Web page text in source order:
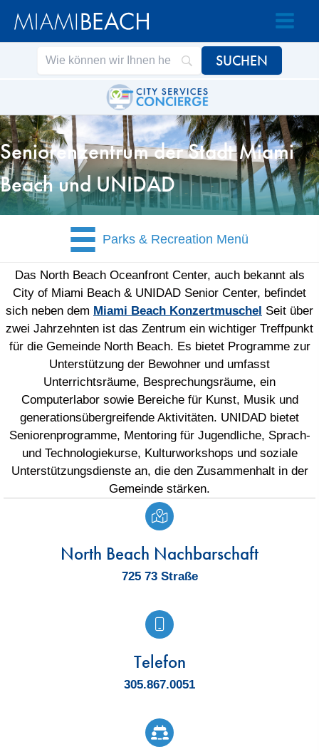
Zum
Inhalt
Zum
Inhalt
Seniorenzentrum der Stadt Miami
Beach und UNIDAD
Parks & Recreation Menü
Das North Beach Oceanfront Center, auch bekannt als
City of Miami Beach & UNIDAD Senior Center, befindet
sich neben dem Miami Beach Konzertmuschel Seit über
zwei Jahrzehnten ist das Zentrum ein wichtiger Treffpunkt
für die Gemeinde North Beach. Es bietet Programme zur
Unterstützung der Bewohner und umfasst
Unterrichtsräume, Besprechungsräume, ein
Computerlabor sowie Bereiche für Kunst, Musik und
generationsübergreifende Aktivitäten. UNIDAD bietet
Seniorenprogramme, Mentoring für Jugendliche, Sprach-
und Technologiekurse, Kulturworkshops und soziale
Unterstützungsdienste an, die den Zusammenhalt in der
Gemeinde stärken.
North Beach Nachbarschaft
725 73 Straße
Telefon
305.867.0051